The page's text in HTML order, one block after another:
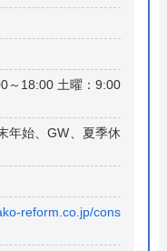
～18:00 土曜：9:00
年始、GW、夏季休
reform.co.jp/cons